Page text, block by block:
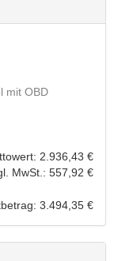
mit OBD
2.936,43 €
MwSt.: 557,92 €
3.494,35 €